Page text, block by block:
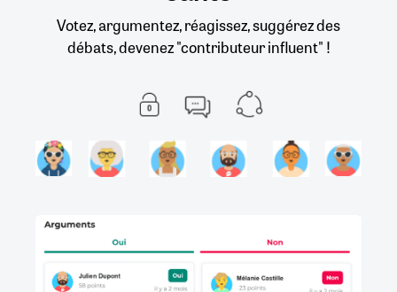
Votez, argumentez, réagissez, suggérez des
débats, devenez "contributeur influent" !